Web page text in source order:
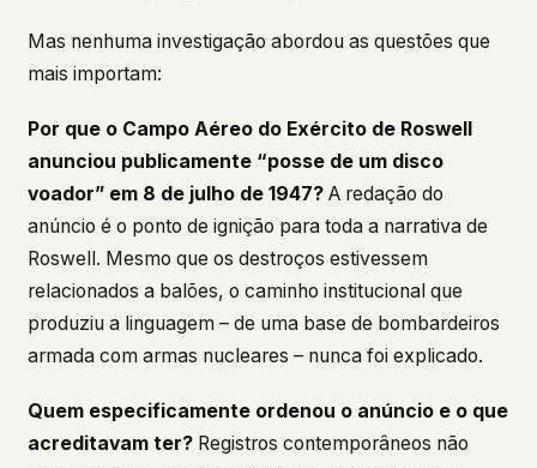
Mas nenhuma investigação abordou as questões que
mais importam:
Por que o Campo Aéreo do Exército de Roswell
anunciou publicamente “posse de um disco
voador” em 8 de julho de 1947?A redação do
anúncio é o ponto de ignição para toda a narrativa de
Roswell. Mesmo que os destroços estivessem
relacionados a balões, o caminho institucional que
produziu a linguagem – de uma base de bombardeiros
armada com armas nucleares – nunca foi explicado.
Quem especificamente ordenou o anúncio e o que
acreditavam ter?Registros contemporâneos não